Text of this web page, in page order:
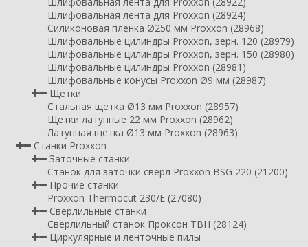
Шлифовальная лента для Proxxon (28924)
Силиконовая пленка Ø250 мм Proxxon (28968)
Шлифовальные цилиндры Proxxon, зерн. 120 (28979)
Шлифовальные цилиндры Proxxon, зерн. 150 (28980)
Шлифовальные цилиндры Proxxon (28981)
Шлифовальные конусы Proxxon Ø9 мм (28987)
Щетки
Стальная щетка Ø13 мм Proxxon (28957)
Щетки латунные 22 мм Proxxon (28962)
Латунная щетка Ø13 мм Proxxon (28963)
Станки Proxxon
Заточные станки
Станок для заточки свёрл Proxxon BSG 220 (21200)
Прочие станки
Proxxon Thermocut 230/E (27080)
Сверлильные станки
Сверлильный станок Проксон TBH (28124)
Циркулярные и ленточные пилы